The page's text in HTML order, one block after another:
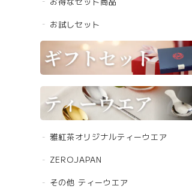
お試しセット
雅紅茶オリジナルティーウエア
ZEROJAPAN
その他 ティーウエア